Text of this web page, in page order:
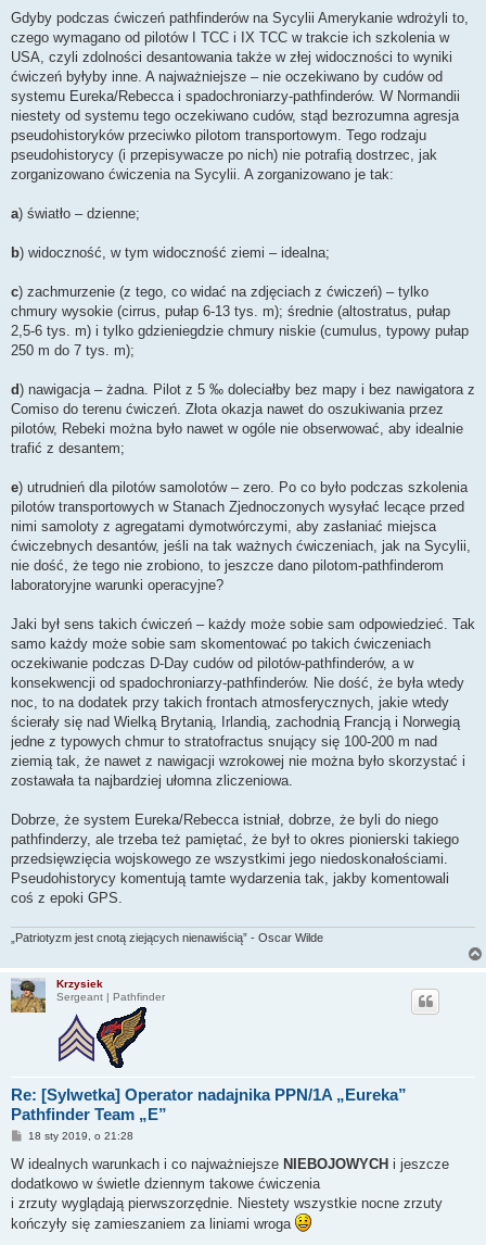
Gdyby podczas ćwiczeń pathfinderów na Sycylii Amerykanie wdrożyli to,
czego wymagano od pilotów I TCC i IX TCC w trakcie ich szkolenia w
USA, czyli zdolności desantowania także w złej widoczności to wyniki
ćwiczeń byłyby inne. A najważniejsze – nie oczekiwano by cudów od
systemu Eureka/Rebecca i spadochroniarzy-pathfinderów. W Normandii
niestety od systemu tego oczekiwano cudów, stąd bezrozumna agresja
pseudohistoryków przeciwko pilotom transportowym. Tego rodzaju
pseudohistorycy (i przepisywacze po nich) nie potrafią dostrzec, jak
zorganizowano ćwiczenia na Sycylii. A zorganizowano je tak:
a) światło – dzienne;
b) widoczność, w tym widoczność ziemi – idealna;
c) zachmurzenie (z tego, co widać na zdjęciach z ćwiczeń) – tylko
chmury wysokie (cirrus, pułap 6-13 tys. m); średnie (altostratus, pułap
2,5-6 tys. m) i tylko gdzieniegdzie chmury niskie (cumulus, typowy pułap
250 m do 7 tys. m);
d) nawigacja – żadna. Pilot z 5 ‰ doleciałby bez mapy i bez nawigatora z
Comiso do terenu ćwiczeń. Złota okazja nawet do oszukiwania przez
pilotów, Rebeki można było nawet w ogóle nie obserwować, aby idealnie
trafić z desantem;
e) utrudnień dla pilotów samolotów – zero. Po co było podczas szkolenia
pilotów transportowych w Stanach Zjednoczonych wysyłać lecące przed
nimi samoloty z agregatami dymotwórczymi, aby zasłaniać miejsca
ćwiczebnych desantów, jeśli na tak ważnych ćwiczeniach, jak na Sycylii,
nie dość, że tego nie zrobiono, to jeszcze dano pilotom-pathfinderom
laboratoryjne warunki operacyjne?
Jaki był sens takich ćwiczeń – każdy może sobie sam odpowiedzieć. Tak
samo każdy może sobie sam skomentować po takich ćwiczeniach
oczekiwanie podczas D-Day cudów od pilotów-pathfinderów, a w
konsekwencji od spadochroniarzy-pathfinderów. Nie dość, że była wtedy
noc, to na dodatek przy takich frontach atmosferycznych, jakie wtedy
ścierały się nad Wielką Brytanią, Irlandią, zachodnią Francją i Norwegią
jedne z typowych chmur to stratofractus snujący się 100-200 m nad
ziemią tak, że nawet z nawigacji wzrokowej nie można było skorzystać i
zostawała ta najbardziej ułomna zliczeniowa.
Dobrze, że system Eureka/Rebecca istniał, dobrze, że byli do niego
pathfinderzy, ale trzeba też pamiętać, że był to okres pionierski takiego
przedsięwzięcia wojskowego ze wszystkimi jego niedoskonałościami.
Pseudohistorycy komentują tamte wydarzenia tak, jakby komentowali
coś z epoki GPS.
„Patriotyzm jest cnotą ziejących nienawiścią” - Oscar Wilde
Krzysiek
Sergeant | Pathfinder
Re: [Sylwetka] Operator nadajnika PPN/1A „Eureka”
Pathfinder Team „E”
P
s
18 sty 2019, o 21:28
W idealnych warunkach i co najważniejsze NIEBOJOWYCH i jeszcze
dodatkowo w świetle dziennym takowe ćwiczenia
i zrzuty wyglądają pierwszorzędnie. Niestety wszystkie nocne zrzuty
kończyły się zamieszaniem za liniami wroga